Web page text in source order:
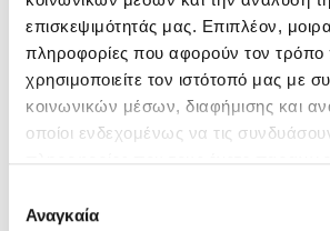
επισκεψιμότητάς μας. Επιπλέον,
πληροφορίες που αφορούν τον τρόπο
χρησιμοποιείτε τον ιστότοπό μας με
κοινωνικών μέσων, διαφήμισης και
οποίοι ενδεχομένως να τις
πληροφορίες που τους έχετε
των υπηρεσιών τους.
συγκατάθεσης
Αναγκαία
Οι γαρίδες KALLIMANIS γίγας
με ουρά, χωρίς πρόσθετα
αναδεικνύουν μοναδικά τη γεύση
μια αρωματική σάλτσα από
αποτέλεσμα; Η πιο νόστιμη